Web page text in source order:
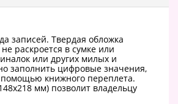
записей. Твердая обложка
раскроется в сумке или
или других милых и
заполнить цифровые значения,
помощью книжного переплета.
мм) позволит владельцу